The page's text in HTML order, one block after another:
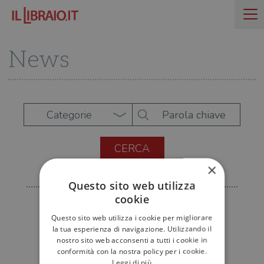
News
Categorie
×
Questo sito web utilizza
cookie
Questo sito web utilizza i cookie per migliorare
la tua esperienza di navigazione. Utilizzando il
nostro sito web acconsenti a tutti i cookie in
conformità con la nostra policy per i cookie.